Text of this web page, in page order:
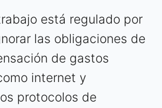
está regulado por
las obligaciones de
de gastos
internet y
protocolos de